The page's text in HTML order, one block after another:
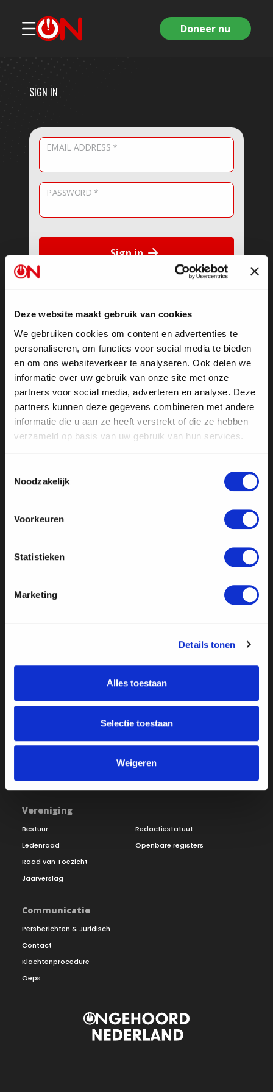
Deze website maakt gebruik van cookies
We gebruiken cookies om content en advertenties te
personaliseren, om functies voor social media te bieden
en om ons websiteverkeer te analyseren. Ook delen we
informatie over uw gebruik van onze site met onze
partners voor social media, adverteren en analyse. Deze
partners kunnen deze gegevens combineren met andere
informatie die u aan ze heeft verstrekt of die ze hebben
verzameld op basis van uw gebruik van hun services.
Noodzakelijk
Voorkeuren
Statistieken
Marketing
Details tonen
Alles toestaan
Selectie toestaan
Weigeren
Doneer nu
SIGN IN
EMAIL ADDRESS *
PASSWORD *
Sign in
Forgot your password?
Don't you have an account?
Become a member!
Over ON!
Word lid
Steunbetuigingen
Vacatures
Vereniging
Bestuur
Ledenraad
Raad van Toezicht
Jaarverslag
Redactiestatuut
Openbare registers
Communicatie
Persberichten & Juridisch
Contact
Klachtenprocedure
Oeps